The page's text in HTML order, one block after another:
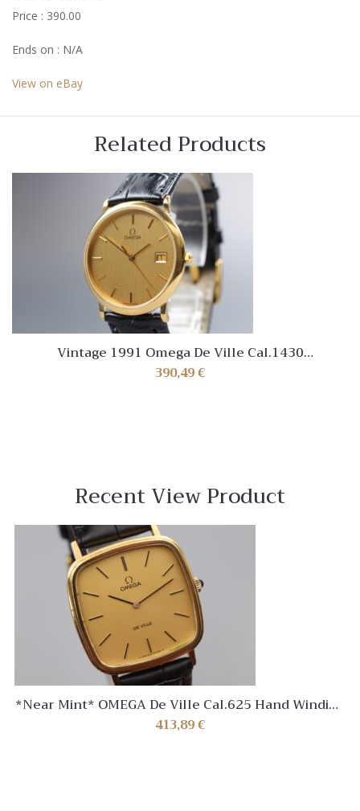
Price : 390.00
Ends on : N/A
View on eBay
Related Products
Vintage 1991 Omega De Ville Cal.1430
Ref.196.0312.1 Gold Dial Watch [Near Mint]
390,49€
Recent View Product
*Near Mint* OMEGA De Ville Cal.625 Hand Winding
Gold Homme Vintage Watch Japan
413,89€